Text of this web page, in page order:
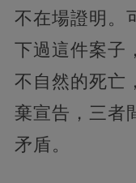
不在場證明。
下過這件案子
不自然的死亡
棄宣告，三者
矛盾。